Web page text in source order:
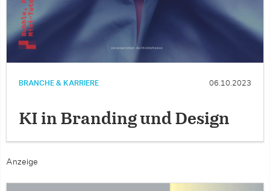
BRANCHE & KARRIERE 06.10.2023
KI in Branding und Design
Anzeige